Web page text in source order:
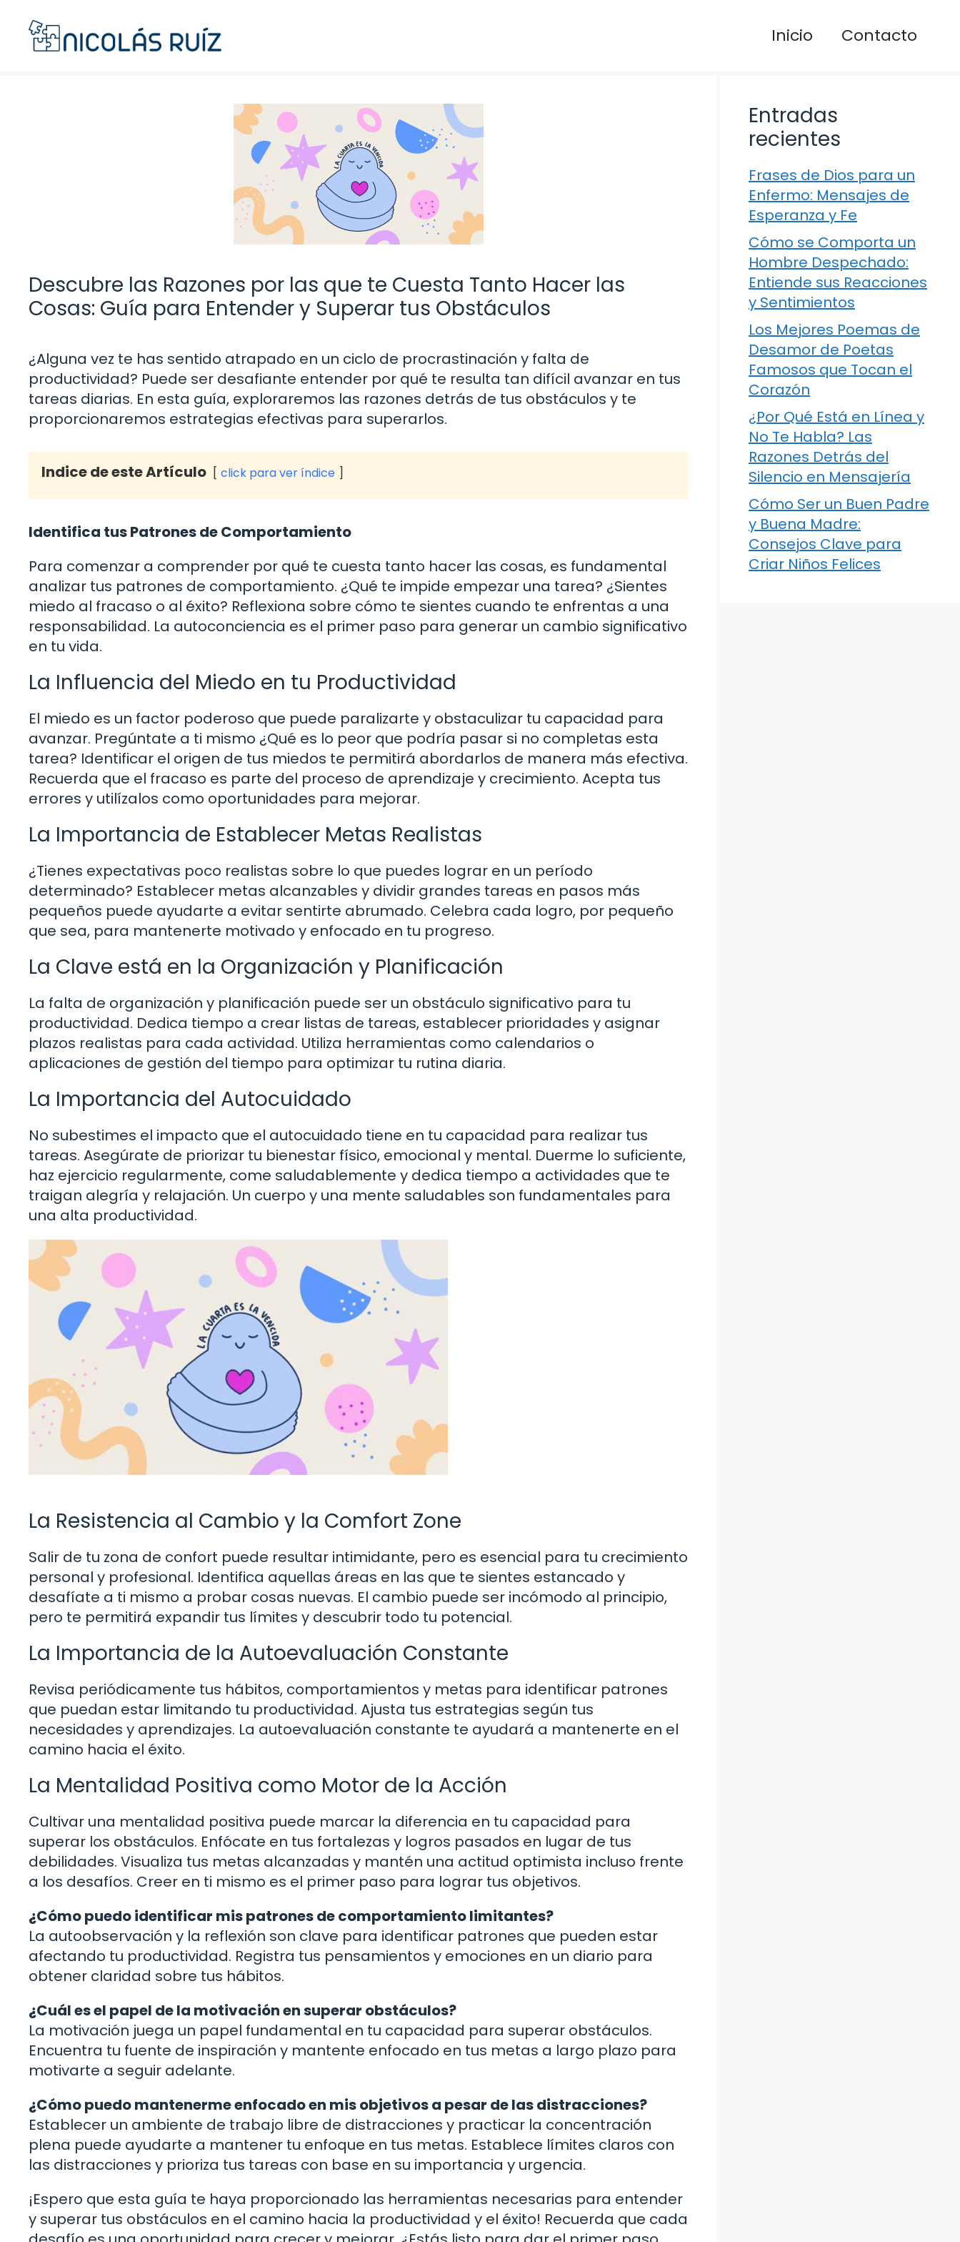
contenido
Inicio Contacto
Descubre las Razones por las que te Cuesta Tanto Hacer las
Cosas: Guía para Entender y Superar tus Obstáculos
¿Alguna vez te has sentido atrapado en un ciclo de procrastinación y falta de
productividad? Puede ser desafiante entender por qué te resulta tan difícil avanzar en tus
tareas diarias. En esta guía, exploraremos las razones detrás de tus obstáculos y te
proporcionaremos estrategias efectivas para superarlos.
Indice de este Artículo click para ver índice
Identifica tus Patrones de Comportamiento
Para comenzar a comprender por qué te cuesta tanto hacer las cosas, es fundamental
analizar tus patrones de comportamiento. ¿Qué te impide empezar una tarea? ¿Sientes
miedo al fracaso o al éxito? Reflexiona sobre cómo te sientes cuando te enfrentas a una
responsabilidad. La autoconciencia es el primer paso para generar un cambio significativo
en tu vida.
La Influencia del Miedo en tu Productividad
El miedo es un factor poderoso que puede paralizarte y obstaculizar tu capacidad para
avanzar. Pregúntate a ti mismo ¿Qué es lo peor que podría pasar si no completas esta
tarea? Identificar el origen de tus miedos te permitirá abordarlos de manera más efectiva.
Recuerda que el fracaso es parte del proceso de aprendizaje y crecimiento. Acepta tus
errores y utilízalos como oportunidades para mejorar.
La Importancia de Establecer Metas Realistas
¿Tienes expectativas poco realistas sobre lo que puedes lograr en un período
determinado? Establecer metas alcanzables y dividir grandes tareas en pasos más
pequeños puede ayudarte a evitar sentirte abrumado. Celebra cada logro, por pequeño
que sea, para mantenerte motivado y enfocado en tu progreso.
La Clave está en la Organización y Planificación
La falta de organización y planificación puede ser un obstáculo significativo para tu
productividad. Dedica tiempo a crear listas de tareas, establecer prioridades y asignar
plazos realistas para cada actividad. Utiliza herramientas como calendarios o
aplicaciones de gestión del tiempo para optimizar tu rutina diaria.
La Importancia del Autocuidado
No subestimes el impacto que el autocuidado tiene en tu capacidad para realizar tus
tareas. Asegúrate de priorizar tu bienestar físico, emocional y mental. Duerme lo suficiente,
haz ejercicio regularmente, come saludablemente y dedica tiempo a actividades que te
traigan alegría y relajación. Un cuerpo y una mente saludables son fundamentales para
una alta productividad.
La Resistencia al Cambio y la Comfort Zone
Salir de tu zona de confort puede resultar intimidante, pero es esencial para tu crecimiento
personal y profesional. Identifica aquellas áreas en las que te sientes estancado y
desafíate a ti mismo a probar cosas nuevas. El cambio puede ser incómodo al principio,
pero te permitirá expandir tus límites y descubrir todo tu potencial.
La Importancia de la Autoevaluación Constante
Revisa periódicamente tus hábitos, comportamientos y metas para identificar patrones
que puedan estar limitando tu productividad. Ajusta tus estrategias según tus
necesidades y aprendizajes. La autoevaluación constante te ayudará a mantenerte en el
camino hacia el éxito.
La Mentalidad Positiva como Motor de la Acción
Cultivar una mentalidad positiva puede marcar la diferencia en tu capacidad para
superar los obstáculos. Enfócate en tus fortalezas y logros pasados en lugar de tus
debilidades. Visualiza tus metas alcanzadas y mantén una actitud optimista incluso frente
a los desafíos. Creer en ti mismo es el primer paso para lograr tus objetivos.
¿Cómo puedo identificar mis patrones de comportamiento limitantes?
La autoobservación y la reflexión son clave para identificar patrones que pueden estar
afectando tu productividad. Registra tus pensamientos y emociones en un diario para
obtener claridad sobre tus hábitos.
¿Cuál es el papel de la motivación en superar obstáculos?
La motivación juega un papel fundamental en tu capacidad para superar obstáculos.
Encuentra tu fuente de inspiración y mantente enfocado en tus metas a largo plazo para
motivarte a seguir adelante.
¿Cómo puedo mantenerme enfocado en mis objetivos a pesar de las distracciones?
Establecer un ambiente de trabajo libre de distracciones y practicar la concentración
plena puede ayudarte a mantener tu enfoque en tus metas. Establece límites claros con
las distracciones y prioriza tus tareas con base en su importancia y urgencia.
¡Espero que esta guía te haya proporcionado las herramientas necesarias para entender
y superar tus obstáculos en el camino hacia la productividad y el éxito! Recuerda que cada
Entradas
recientes
Frases de Dios para un
Enfermo: Mensajes de
Esperanza y Fe
Cómo se Comporta un
Hombre Despechado:
Entiende sus Reacciones
y Sentimientos
Los Mejores Poemas de
Desamor de Poetas
Famosos que Tocan el
Corazón
¿Por Qué Está en Línea y
No Te Habla? Las
Razones Detrás del
Silencio en Mensajería
Cómo Ser un Buen Padre
y Buena Madre:
Consejos Clave para
Criar Niños Felices